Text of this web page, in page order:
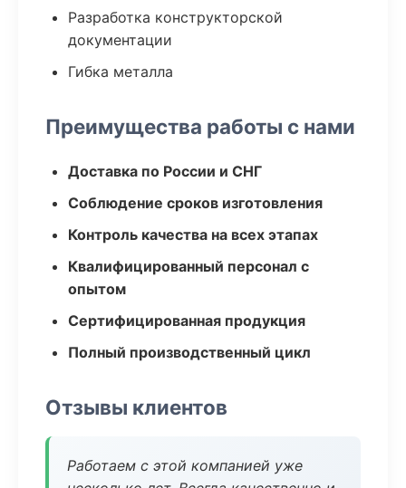
Разработка конструкторской
документации
Гибка металла
Преимущества работы с нами
Доставка по России и СНГ
Соблюдение сроков изготовления
Контроль качества на всех этапах
Квалифицированный персонал с
опытом
Сертифицированная продукция
Полный производственный цикл
Отзывы клиентов
Работаем с этой компанией уже